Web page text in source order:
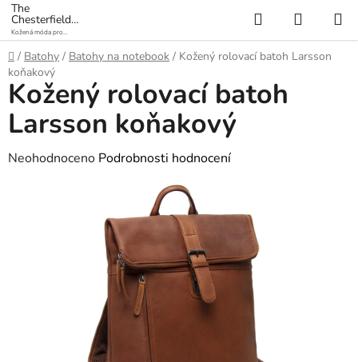
Přejít
na
obsah
The
Chesterfield
Brand
Kožená móda pro
každý den
Hledat
KOŠÍK
Domů
/ Batohy / Batohy na notebook / Kožený rolovací batoh Larsson
koňakový
Kožený rolovací batoh
Larsson koňakový
Průměrné
Neohodnoceno Podrobnosti hodnocení